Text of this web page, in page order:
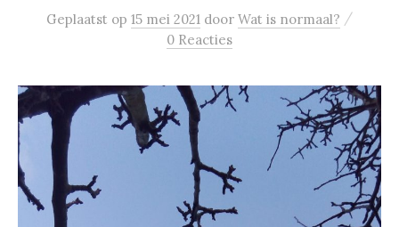
Geplaatst op 15 mei 2021 door Wat is normaal? /
0 Reacties